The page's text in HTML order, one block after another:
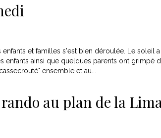
et familles s'est bien déroulée. Le soleil
enfants ainsi que quelques parents ont grimpé
ensemble et au...
au plan de la